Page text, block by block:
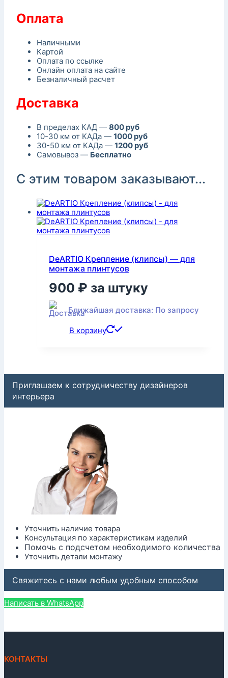
Оплата
Наличными
Картой
Оплата по ссылке
Онлайн оплата на сайте
Безналичный расчет
Доставка
В пределах КАД — 800 руб
10-30 км от КАДа — 1000 руб
30-50 км от КАДа — 1200 руб
Самовывоз — Бесплатно
С этим товаром заказывают...
DeARTIO Крепление (клипсы) — для
монтажа плинтусов
900 ₽ за штуку
Ближайшая доставка: По запросу
В корзину
Приглашаем к сотрудничеству дизайнеров
интерьера
Уточнить наличие товара
Консультация по характеристикам изделий
Помочь с подсчетом необходимого количества
Уточнить детали монтажу
Свяжитесь с нами любым удобным способом
Написать в WhatsApp
КОНТАКТЫ